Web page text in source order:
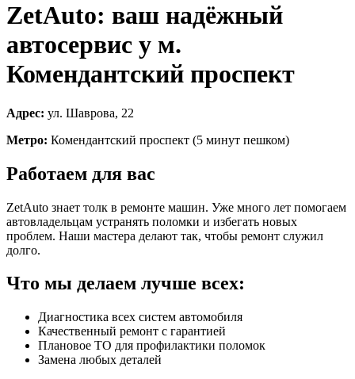
ZetAuto: ваш надёжный
автосервис у м.
Комендантский проспект
Адрес: ул. Шаврова, 22
Метро: Комендантский проспект (5 минут пешком)
Работаем для вас
ZetAuto знает толк в ремонте машин. Уже много лет помогаем
автовладельцам устранять поломки и избегать новых
проблем. Наши мастера делают так, чтобы ремонт служил
долго.
Что мы делаем лучше всех:
Диагностика всех систем автомобиля
Качественный ремонт с гарантией
Плановое ТО для профилактики поломок
Замена любых деталей